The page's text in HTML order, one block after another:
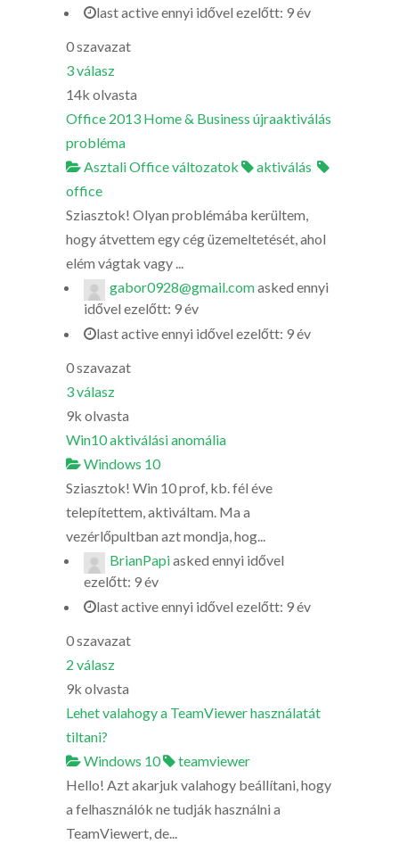
last active ennyi idővel ezelőtt: 9 év
0szavazat
3válasz
14k olvasta
Office 2013 Home & Business újraaktiválás
probléma
Asztali Office változatok
aktiválás
office
Sziasztok! Olyan problémába kerültem,
hogy átvettem egy cég üzemeltetését, ahol
elém vágtak vagy ...
gabor0928@gmail.comasked ennyi
idővel ezelőtt: 9 év
last active ennyi idővel ezelőtt: 9 év
0szavazat
3válasz
9k olvasta
Win10 aktiválási anomália
Windows 10
Sziasztok! Win 10 prof, kb. fél éve
telepítettem, aktiváltam. Ma a
vezérlőpultban azt mondja, hog...
BrianPapiasked ennyi idővel
ezelőtt: 9 év
last active ennyi idővel ezelőtt: 9 év
0szavazat
2 válasz
9k olvasta
Lehet valahogy a TeamViewer használatát
tiltani?
Windows 10
teamviewer
Hello! Azt akarjuk valahogy beállítani, hogy
a felhasználók ne tudják használni a
TeamViewert, de...